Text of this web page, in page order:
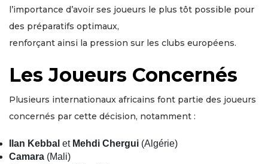
l’importance d’avoir ses joueurs le plus tôt possible pour
des préparatifs optimaux,
renforçant ainsi la pression sur les clubs européens.
Les Joueurs Concernés
Plusieurs internationaux africains font partie des joueurs
concernés par cette décision, notamment :
Ilan Kebbal et Mehdi Chergui (Algérie)
Camara (Mali)